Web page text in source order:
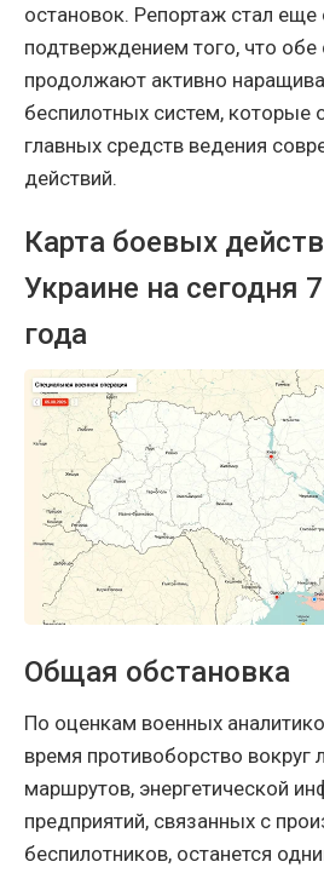
остановок. Репортаж стал еще
подтверждением того, что
продолжают активно
беспилотных систем, которые
главных средств ведения
действий.
Карта боевых
Украине на сегодня
года
Общая обстановка
По оценкам военных
время противоборство вокруг
маршрутов, энергетической
предприятий, связанных с
беспилотников, останется